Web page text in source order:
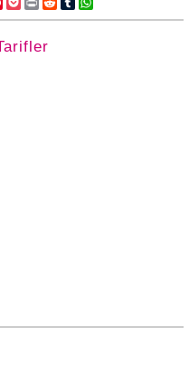
Pinterest
Pocket
Print RedditTumblr